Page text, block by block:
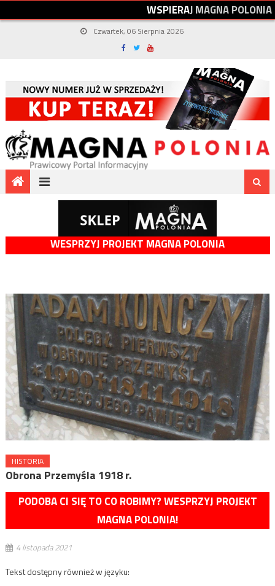
WSPIERAJMAGNAPOLONIA
Czwartek, 06 Sierpnia 2026
WESPRZYJ PROJEKT MAGNA POLONIA
HISTORIA
Obrona Przemyśla 1918 r.
PODOBA CI SIĘ TO CO ROBIMY? WESPRZYJ PROJEKT
MAGNA POLONIA!
4 listopada 2021
Tekst dostępny również w języku: